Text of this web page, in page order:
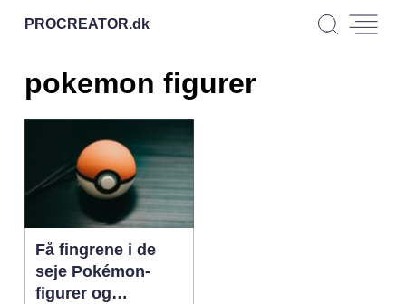
PROCREATOR.dk
pokemon figurer
Få fingrene i de
seje Pokémon-
figurer og